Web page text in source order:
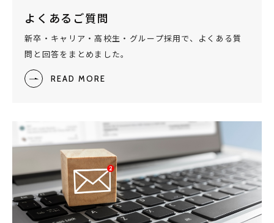
よくあるご質問
新卒・キャリア・高校生・グループ採用で、よくある質
問と回答をまとめました。
READ MORE